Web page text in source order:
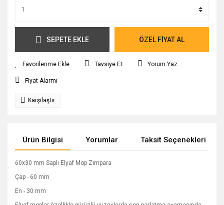
SEPETE EKLE ÖZEL FİYAT AL
Tavsiye Et Yorum Yaz
Fiyat Alarmı
Karşılaştır
Ürün Bilgisi Yorumlar Taksit Seçenekleri
60x30 mm Saplı Elyaf Mop Zımpara
Çap - 60 mm
En - 30 mm